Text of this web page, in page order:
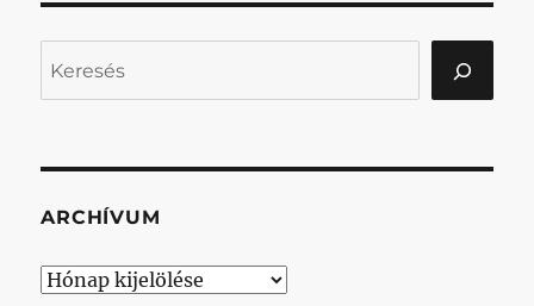
ARCHÍVUM
Archívum